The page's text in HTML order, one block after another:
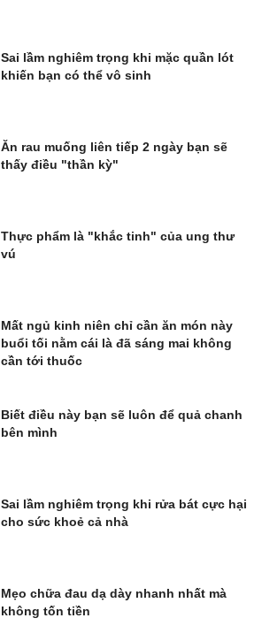
Sai lầm nghiêm trọng khi mặc quần lót
khiến bạn có thể vô sinh
Ăn rau muống liên tiếp 2 ngày bạn sẽ
thấy điều "thần kỳ"
Thực phẩm là "khắc tinh" của ung thư
vú
Mất ngủ kinh niên chỉ cần ăn món này
buổi tối nằm cái là đã sáng mai không
cần tới thuốc
Biết điều này bạn sẽ luôn để quả chanh
bên mình
Sai lầm nghiêm trọng khi rửa bát cực hại
cho sức khoẻ cả nhà
Mẹo chữa đau dạ dày nhanh nhất mà
không tốn tiền